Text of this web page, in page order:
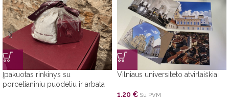
Įpakuotas rinkinys su
porcelianiniu puodeliu ir arbata
Vilniaus universiteto atvirlaiškiai
1.20 € Su PVM